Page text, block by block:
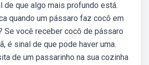
de que algo mais profundo está.
quando um pássaro faz cocô em
Se você receber cocô de pássaro
é sinal de que pode haver uma.
de um passarinho na sua cozinha